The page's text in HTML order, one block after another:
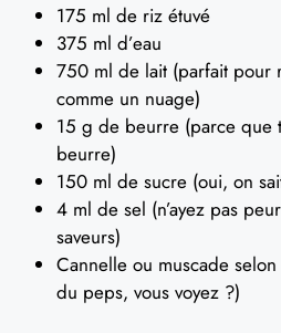
175 ml de riz étuvé
375 ml d’eau
750 ml de lait (parfait pour
comme un nuage)
15 g de beurre (parce que
beurre)
150 ml de sucre (oui, on
4 ml de sel (n’ayez pas
saveurs)
Cannelle ou muscade
du peps, vous voyez ?)